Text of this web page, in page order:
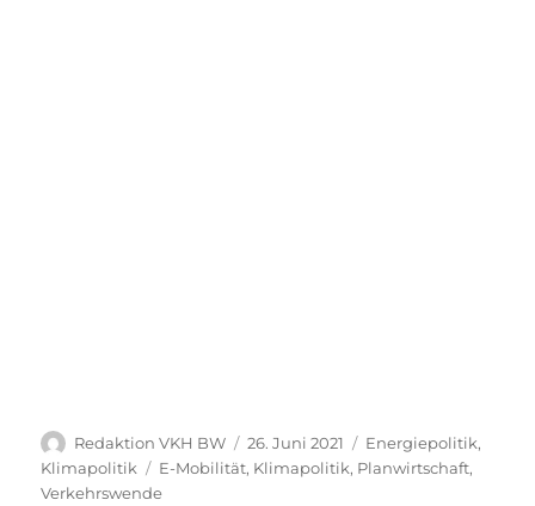
Autor
Redaktion VKH BW
Veröffentlicht
am
26. Juni 2021 Kategorien
Energiepolitik,
Klimapolitik
Schlagwörter
E-Mobilität, Klimapolitik, Planwirtschaft,
Verkehrswende